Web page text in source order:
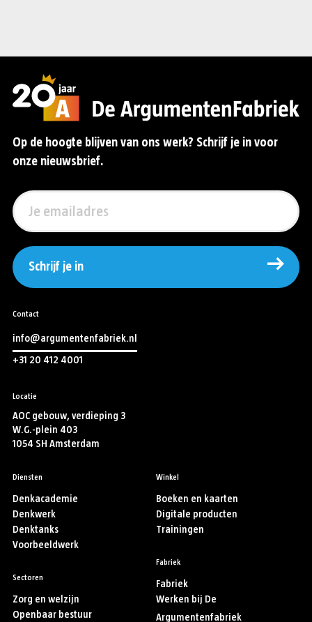
Op de hoogte blijven van ons werk? Schrijf je in voor
onze nieuwsbrief.
Schrijf je in
Contact
info@argumentenfabriek.nl
+31 20 412 4001
Locatie
AOC gebouw, verdieping 3
W.G.-plein 403
1054 SH Amsterdam
Diensten
Denkacademie
Denkwerk
Denktanks
Voorbeeldwerk
Sectoren
Zorg en welzijn
Openbaar bestuur
Winkel
Boeken en kaarten
Digitale producten
Trainingen
Fabriek
Fabriek
Werken bij De
Argumentenfabriek